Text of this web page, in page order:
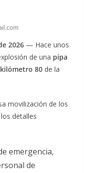
2026 — Hace unos
de una pipa
kilómetro 80 de la
movilización de los
detalles
emergencia,
de